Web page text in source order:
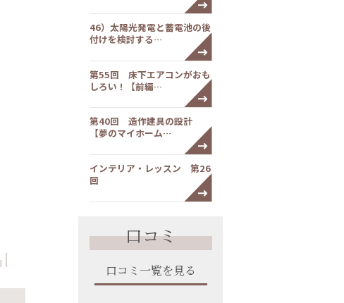
46）太陽光発電と蓄電池の後
付けを検討する…
第55回 床下エアコンがおも
しろい！【前編…
第40回 造作建具の設計
【夢のマイホーム…
インテリア・レッスン 第26
回
口コミ
口コミ一覧を見る